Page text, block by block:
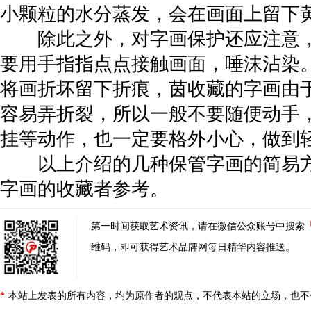
小颗粒的水分蒸发，会在画面上留下
除此之外，对字画保护还应注意
要用手指指点点接触画面，唾沫沾染
将画折坏留下折痕，茵收藏的字画由
容易弄折裂，所以一般不要随便动手
挂等动作，也一定要格外小心，做到
以上介绍的几种保管字画的简易
字画的收藏者参考。
第一时间获取艺术资讯，请在微信公众账号中搜索
维码，即可获得艺术品牌网每日精华内容推送。
* 本站上发表的所有内容，均为原作者的观点，不代表本站的立场，也